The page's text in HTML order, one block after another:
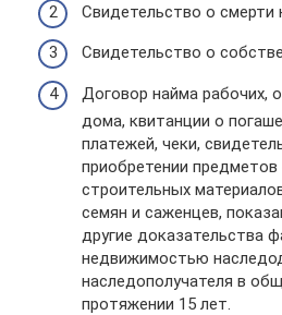
Свидетельство о смерти
Свидетельство о
Договор найма рабочих,
дома, квитанции о
платежей, чеки,
приобретении предметов
строительных
семян и саженцев,
другие доказательства
недвижимостью
наследополучателя в
протяжении 15 лет.